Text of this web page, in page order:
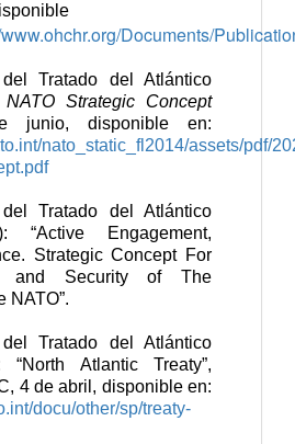
Documents/
Tratado del Atlántico
NATO Strategic Concept
junio, disponible en:
nato_static_fl2014/assets/pdf/
Tratado del Atlántico
“Active Engagement,
Strategic Concept For
and Security of The
NATO”.
Tratado del Atlántico
“North Atlantic Treaty”,
4 de abril, disponible en:
docu/other/sp/treaty-